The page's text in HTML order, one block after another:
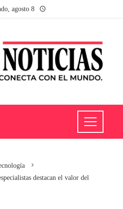
agosto 8
destacan el valor del